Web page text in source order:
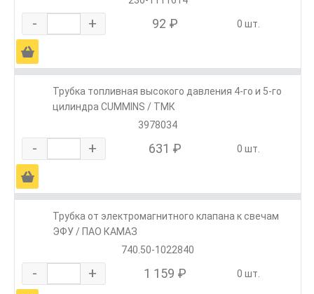
- + 92 ₽ 0 шт.
Ä
Трубка топливная высокого давления 4-го и 5-го
цилиндра CUMMINS / ТМК
3978034
- + 631 ₽ 0 шт.
Ä
Трубка от электромагнитного клапана к свечам
ЭФУ / ПАО КАМАЗ
740.50-1022840
- + 1 159 ₽ 0 шт.